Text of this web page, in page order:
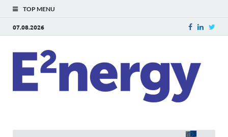
TOP MENU
07.08.2026